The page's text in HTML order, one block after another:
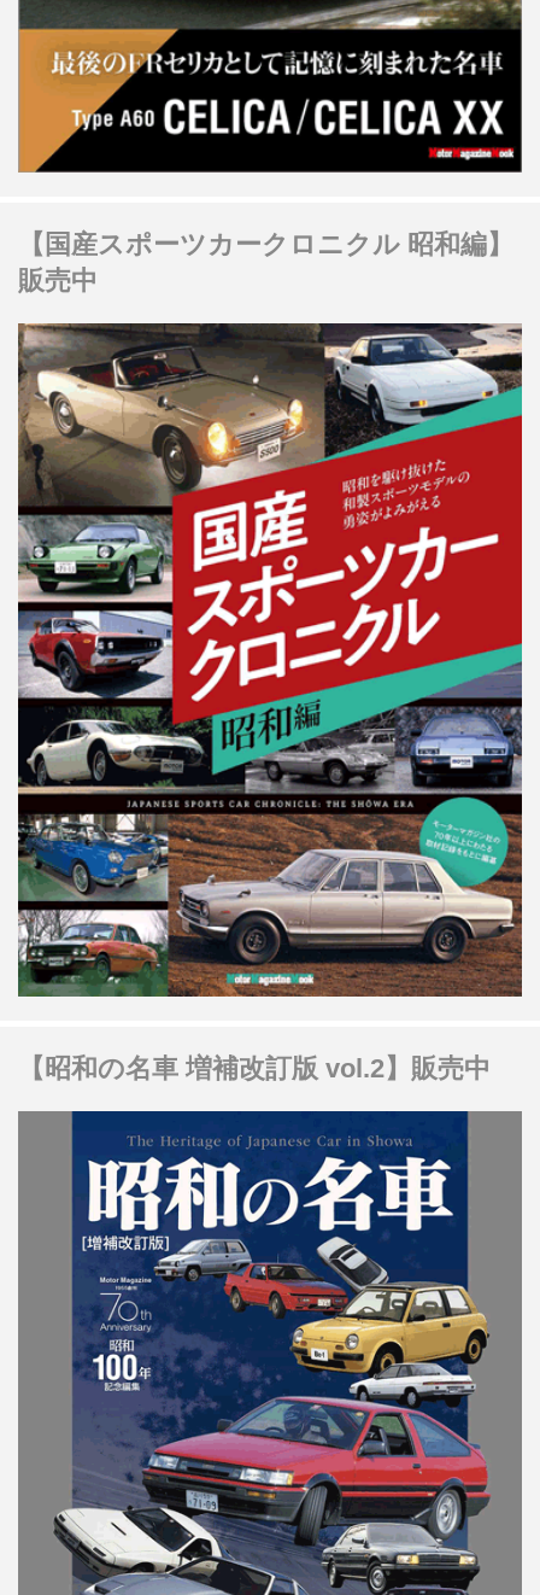
【国産スポーツカークロニクル 昭和編】
販売中
【昭和の名車 増補改訂版 vol.2】販売中